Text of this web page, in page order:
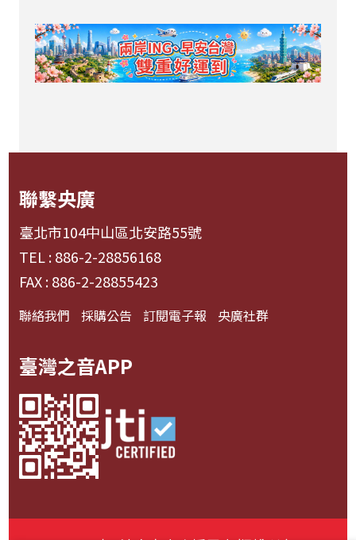
聯繫央廣
臺北市104中山區北安路55號
TEL : 886-2-28856168
FAX : 886-2-28855423
聯絡我們 採購公告 訂閱電子報 央廣社群
臺灣之音APP